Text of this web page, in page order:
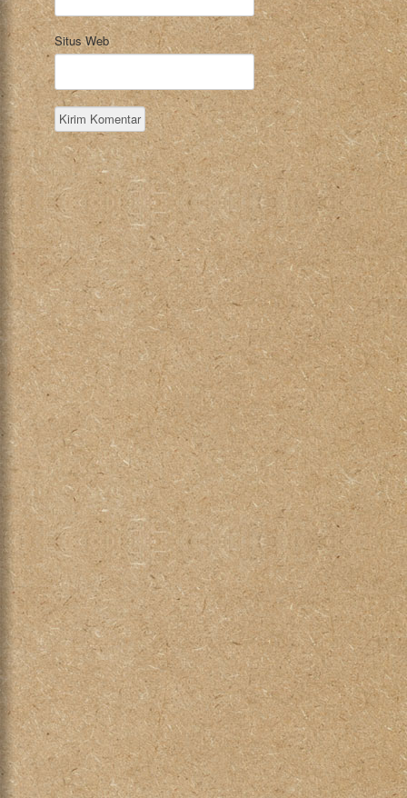
Situs Web